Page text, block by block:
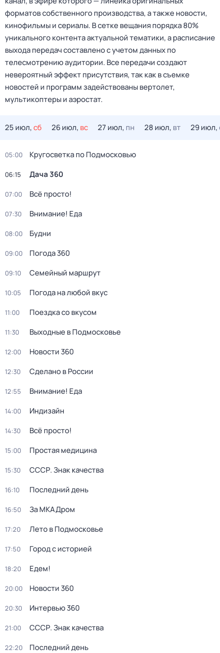
форматов собственного производства, а также новости,
кинофильмы и сериалы. В сетке вещания порядка 80%
уникального контента актуальной тематики, а расписание
выхода передач составлено с учетом данных по
телесмотрению аудитории. Все передачи создают
невероятный эффект присутствия, так как в съемке
новостей и программ задействованы вертолет,
мультикоптеры и аэростат.
25 июл,сб 26 июл, вс 27 июл, пн 28 июл, вт 29 июл,
05:00 Кругосветка по Подмосковью
06:15 Дача 360
07:00 Всё просто!
07:30 Внимание! Еда
08:00 Будни
09:00 Погода 360
09:10 Семейный маршрут
10:05 Погода на любой вкус
11:00 Поездка со вкусом
11:30 Выходные в Подмосковье
12:00 Новости 360
12:30 Сделано в России
12:55 Внимание! Еда
14:00 Индизайн
14:30 Всё просто!
15:00 Простая медицина
15:30 СССР. Знак качества
16:10 Последний день
16:50 За МКАДром
17:20 Лето в Подмосковье
17:50 Город с историей
18:20 Едем!
20:00 Новости 360
20:30 Интервью 360
21:00 СССР. Знак качества
22:20 Последний день